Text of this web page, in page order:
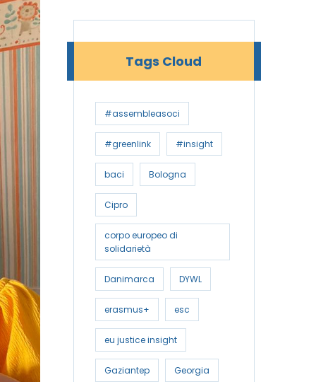
Tags Cloud
#assembleasoci
#greenlink #insight
baci Bologna
Cipro
corpo europeo di
solidarietà
Danimarca DYWL
erasmus+ esc
eu justice insight
Gaziantep Georgia